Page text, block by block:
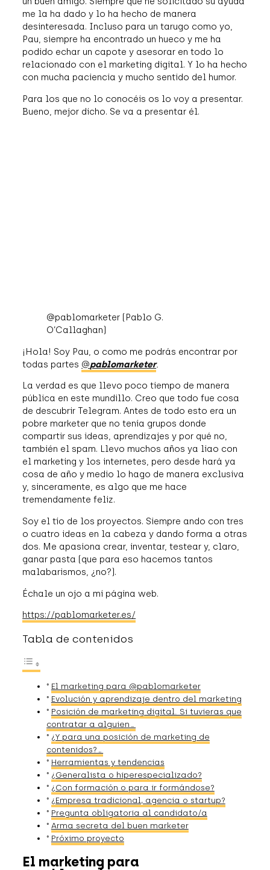
me la ha dado y lo ha hecho de manera
desinteresada. Incluso para un tarugo como yo,
Pau, siempre ha encontrado un hueco y me ha
podido echar un capote y asesorar en todo lo
relacionado con el marketing digital. Y lo ha hecho
con mucha paciencia y mucho sentido del humor.
Para los que no lo conocéis os lo voy a presentar.
Bueno, mejor dicho. Se va a presentar él.
@pablomarketer (Pablo G.
O’Callaghan)
¡Hola! Soy Pau, o como me podrás encontrar por
todas partes @pablomarketer.
La verdad es que llevo poco tiempo de manera
pública en este mundillo. Creo que todo fue cosa
de descubrir Telegram. Antes de todo esto era un
pobre marketer que no tenía grupos donde
compartir sus ideas, aprendizajes y por qué no,
también el spam. Llevo muchos años ya liao con
el marketing y los internetes, pero desde hará ya
cosa de año y medio lo hago de manera exclusiva
y, sinceramente, es algo que me hace
tremendamente feliz.
Soy el tío de los proyectos. Siempre ando con tres
o cuatro ideas en la cabeza y dando forma a otras
dos. Me apasiona crear, inventar, testear y, claro,
ganar pasta (que para eso hacemos tantos
malabarismos, ¿no?).
Échale un ojo a mi página web.
https://pablomarketer.es/
Tabla de contenidos
El marketing para @pablomarketer
Evolución y aprendizaje dentro del marketing
Posición de marketing digital. Si tuvieras que
contratar a alguien…
¿Y para una posición de marketing de
contenidos?…
Herramientas y tendencias
¿Generalista o hiperespecializado?
¿Con formación o para ir formándose?
¿Empresa tradicional, agencia o startup?
Pregunta obligatoria al candidato/a
Arma secreta del buen marketer
Próximo proyecto
El marketing para